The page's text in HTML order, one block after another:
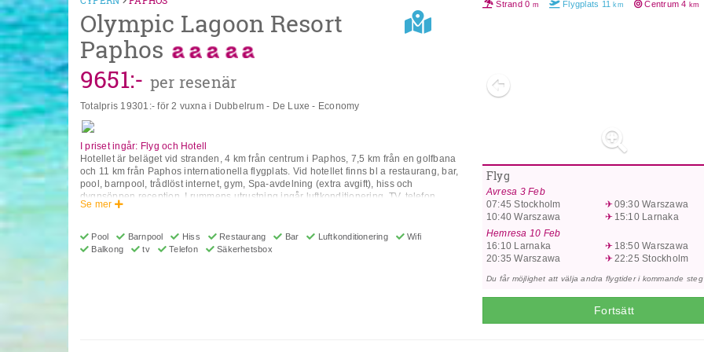
Olympic Lagoon Resort
Paphos
9651:- per resenär
Totalpris 19301 :- för 2 vuxna i Dubbelrum - De Luxe - Economy
I priset ingår: Flyg och Hotell
Hotellet är beläget vid stranden, 4 km från centrum i Paphos, 7,5 km från en golfbana
och 11 km från Paphos internationella flygplats. Vid hotellet finns bl a restaurang, bar,
pool, barnpool, trådlöst internet, gym, Spa-avdelning (extra avgift), hiss och
dygnsöppen reception. I rummens utrustning ingår luftkonditionering, TV, telefon,
värdeskåp, kylskåp, hårtork, badrum och balkong/terrass. Junior Familjesviter har
rum ligger i en särskild avdelning enbart för vuxna och har tillgång till pool enbart för
vuxna. I deras utrustning ingår liten pool eller privat trädgård, badrock och tofflor. **
Se mer
Pool Barnpool Hiss Restaurang Bar Luftkonditionering
Wifi
Balkong
tv Telefon Säkerhetsbox
Strand0 m Flygplats 11km Centrum4 km
Flyg
Avresa 3 Feb
07:45 Stockholm 09:30Warszawa
10:40 Warszawa 15:10Larnaka
Hemresa 10 Feb
16:10 Larnaka 18:50Warszawa
20:35 Warszawa 22:25 Stockholm
Du får möjlighet att välja andra flygtider i kommande steg
Fortsätt